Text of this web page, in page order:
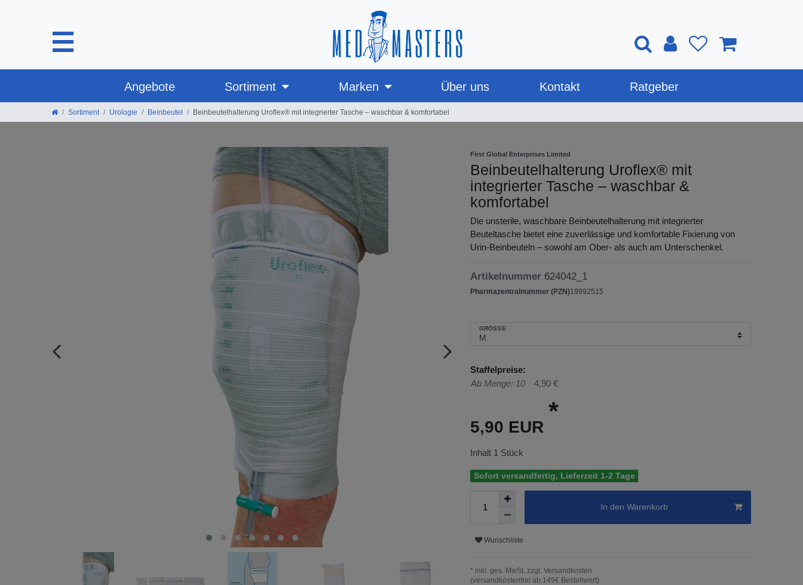
Angebote Sortiment Marken Über uns Kontakt Ratgeber
Sortiment Urologie Beinbeutel Beinbeutelhalterung Uroflex® mit integrierter Tasche – waschbar & komfortabel
First Global Enterprises Limited
Beinbeutelhalterung Uroflex® mit
integrierter Tasche – waschbar &
komfortabel
Die unsterile, waschbare Beinbeutelhalterung mit integrierter
Beuteltasche bietet eine zuverlässige und komfortable Fixierung von
Urin-Beinbeuteln – sowohl am Ober- als auch am Unterschenkel.
Artikelnummer 624042_1
Pharmazentralnummer (PZN)19892515
GRÖSSE
Staffelpreise:
Ab Menge: 10
4,90 €
5,90 EUR
*
Inhalt 1 Stück
Sofort versandfertig, Lieferzeit 1-2 Tage
In den Warenkorb
Wunschliste
* inkl. ges. MwSt. zzgl. Versandkosten
(versandkostenfrei ab 149€ Bestellwert)